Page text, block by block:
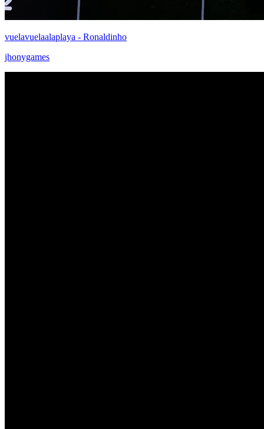
vuelavuelaalaplaya - Ronaldinho
jhonygames